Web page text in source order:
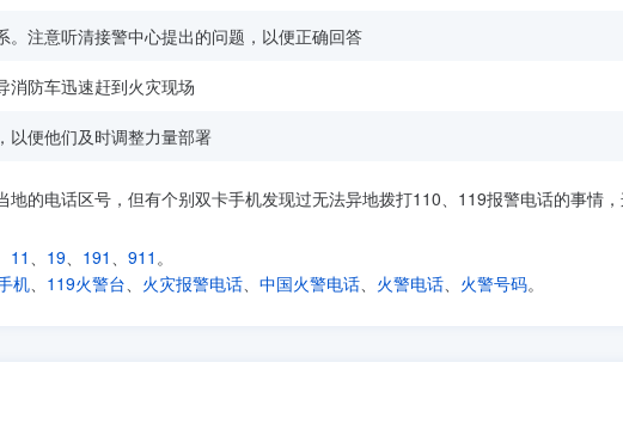
注意听清接警中心提出的问题，以便正确回答
消防车迅速赶到火灾现场
以便他们及时调整力量部署
的电话区号，但有个别双卡手机发现过无法异地拨打110、119报警电话的事情
11 、 19、 191 、 911 。
机、 119火警台、 火灾报警电话、 中国火警电话、 火警电话、 火警号码。